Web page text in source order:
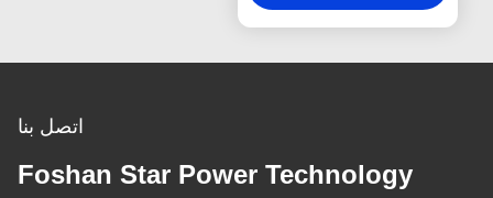
اتصل بنا
Foshan Star Power Technology